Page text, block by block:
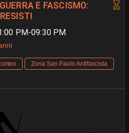
E FASCISMO:
PM-09:30 PM
Zona San Paolo Antifascista